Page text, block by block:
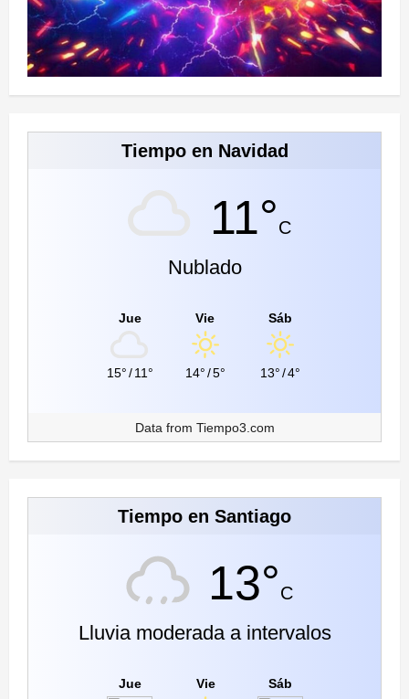
Tiempo en Navidad
11°C
Nublado
Jue
15°/ 11°
Vie
14°/5°
Sáb
13°/4°
Data from Tiempo3.com
Tiempo en Santiago
13°C
Lluvia moderada a intervalos
Jue Vie Sáb